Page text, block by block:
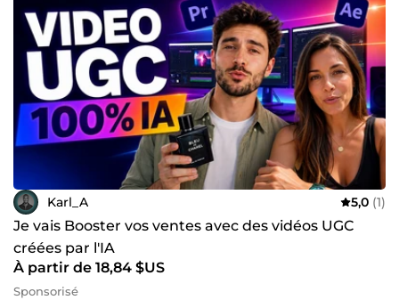
Karl_A 5,0 (1)
Je vais Booster vos ventes avec des vidéos UGC
créées par l'IA
À partir de 18,84 $US
Sponsorisé